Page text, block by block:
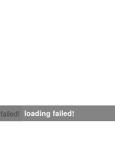
loading failed!